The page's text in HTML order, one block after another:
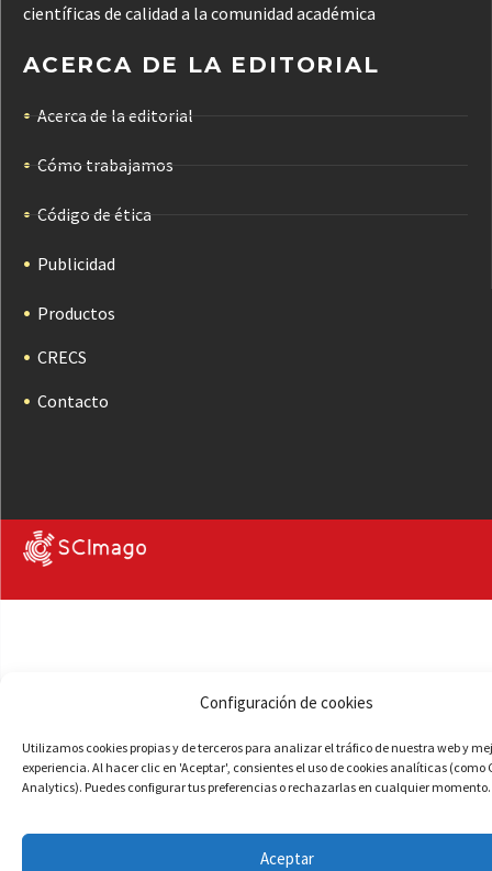
Configuración de cookies
Utilizamos cookies propias y de terceros para analizar el tráfico de nuestra web y
experiencia. Al hacer clic en 'Aceptar', consientes el uso de cookies analíticas (como
Analytics). Puedes configurar tus preferencias o rechazarlas en cualquier momento.
Aceptar
científicas de calidad a la comunidad académica
ACERCA DE LA EDITORIAL
Acerca de la editorial
Cómo trabajamos
Código de ética
Publicidad
Productos
CRECS
Contacto